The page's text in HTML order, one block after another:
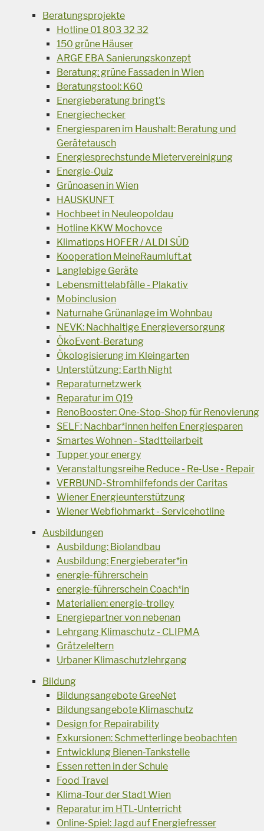
Beratungsprojekte
Hotline 01 803 32 32
150 grüne Häuser
ARGE EBA Sanierungskonzept
Beratung: grüne Fassaden in Wien
Beratungstool: K60
Energieberatung bringt's
Energiechecker
Energiesparen im Haushalt: Beratung und
Gerätetausch
Energiesprechstunde Mietervereinigung
Energie-Quiz
Grünoasen in Wien
HAUSKUNFT
Hochbeet in Neuleopoldau
Hotline KKW Mochovce
Klimatipps HOFER / ALDI SÜD
Kooperation MeineRaumluft.at
Langlebige Geräte
Lebensmittelabfälle - Plakativ
Mobinclusion
Naturnahe Grünanlage im Wohnbau
NEVK: Nachhaltige Energieversorgung
ÖkoEvent-Beratung
Ökologisierung im Kleingarten
Unterstützung: Earth Night
Reparaturnetzwerk
Reparatur im Q19
RenoBooster: One-Stop-Shop für Renovierung
SELF: Nachbar*innen helfen Energiesparen
Smartes Wohnen - Stadtteilarbeit
Tupper your energy
Veranstaltungsreihe Reduce - Re-Use - Repair
VERBUND-Stromhilfefonds der Caritas
Wiener Energieunterstützung
Wiener Webflohmarkt - Servicehotline
Ausbildungen
Ausbildung: Biolandbau
Ausbildung: Energieberater*in
energie-führerschein
energie-führerschein Coach*in
Materialien: energie-trolley
Energiepartner von nebenan
Lehrgang Klimaschutz - CLIPMA
Grätzeleltern
Urbaner Klimaschutzlehrgang
Bildung
Bildungsangebote GreeNet
Bildungsangebote Klimaschutz
Design for Repairability
Exkursionen: Schmetterlinge beobachten
Entwicklung Bienen-Tankstelle
Essen retten in der Schule
Food Travel
Klima-Tour der Stadt Wien
Reparatur im HTL-Unterricht
Online-Spiel: Jagd auf Energiefresser